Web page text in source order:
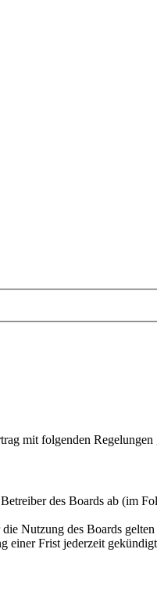
mit folgenden Regelungen
des Boards ab (im
Nutzung des Boards
einer Frist jederzeit